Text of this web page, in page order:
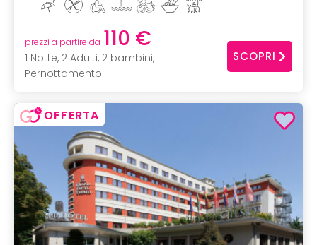
prezzi a partire da 110 €
1 Notte, 2 Adulti, 2 bambini,
Pernottamento
SCOPRI
OFFERTA